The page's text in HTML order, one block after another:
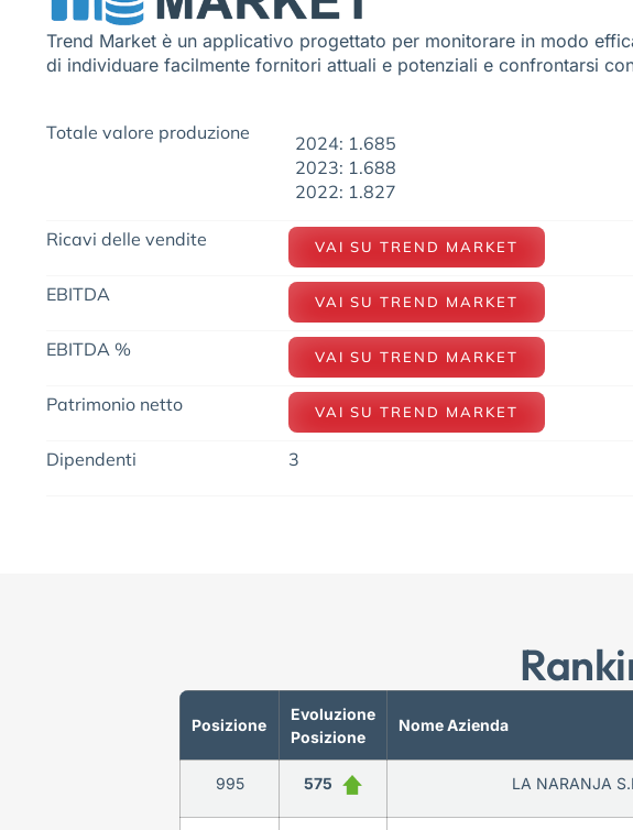
Trend Market è un applicativo progettato per monitorare in modo
di individuare facilmente fornitori attuali e potenziali e confrontarsi
Totale valore produzione
2024: 1.685
2023: 1.688
2022: 1.827
Ricavi delle vendite VAI SU TREND MARKET
EBITDA VAI SU TREND MARKET
EBITDA % VAI SU TREND MARKET
Patrimonio netto VAI SU TREND MARKET
Dipendenti 3
Posizione
Evoluzione
Posizione
Nome Azienda
995 575 LA NARANJA